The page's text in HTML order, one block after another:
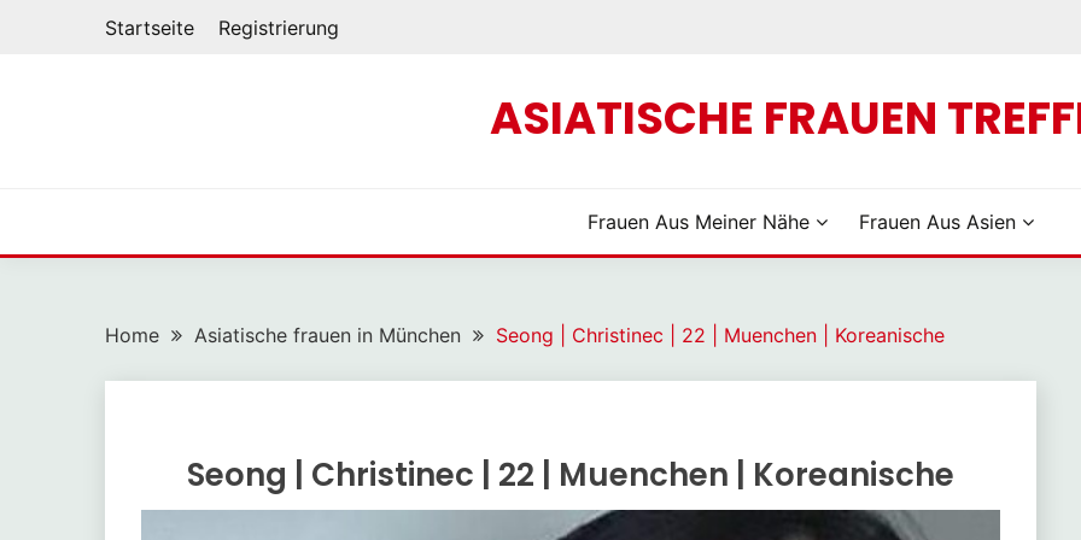
Startseite Registrierung
ASIATISCHE FRAUEN
Frauen Aus Meiner Nähe Frauen Aus Asien
Home Asiatische frauen in München Seong | Christinec | 22 | Muenchen | Koreanische
Seong | Christinec | 22 | Muenchen | Koreanische